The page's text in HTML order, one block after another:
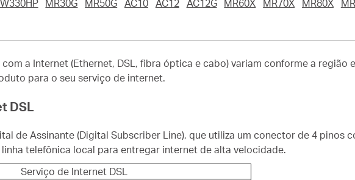
MR30G MR50G AC10 AC12 AC12G MR60X MR70X MR80X
a Internet (Ethernet, DSL, fibra óptica e cabo) variam conforme a região
para o seu serviço de internet.
DSL
de Assinante (Digital Subscriber Line), que utiliza um conector de 4 pinos
linha telefônica local para entregar internet de alta velocidade.
Serviço de Internet DSL